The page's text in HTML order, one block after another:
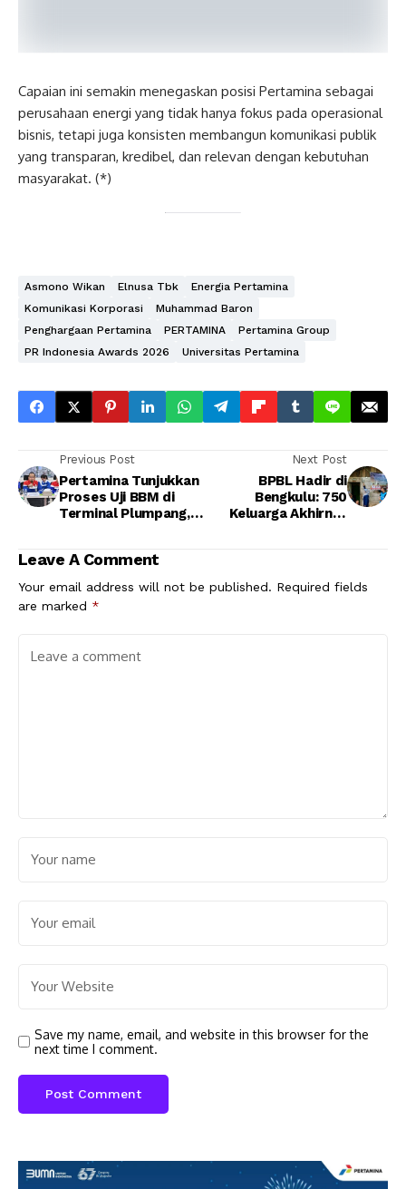
Capaian ini semakin menegaskan posisi Pertamina sebagai
perusahaan energi yang tidak hanya fokus pada operasional
bisnis, tetapi juga konsisten membangun komunikasi publik
yang transparan, kredibel, dan relevan dengan kebutuhan
masyarakat. (*)
Asmono Wikan Elnusa Tbk
Energia Pertamina
Komunikasi Korporasi
Muhammad Baron
Penghargaan Pertamina
PERTAMINA
Pertamina Group
PR Indonesia Awards 2026
Universitas Pertamina
Previous Post
Pertamina Tunjukkan
Proses Uji BBM di
Terminal Plumpang,
Pengawasan
Next Post
BPBL Hadir di
Bengkulu: 750
Keluarga Akhirnya
Leave A Comment
Your email address will not be published. Required fields
are marked *
Save my name, email, and website in this browser for the
next time I comment.